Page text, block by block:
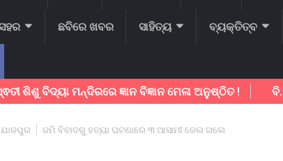
ଛବିରେ ଖବର ସାହିତ୍ୟ ବ୍ୟକ୍ତିତ୍ବ
ମନ୍ଦିରରେ ଜ୍ଞାନ ବିଜ୍ଞାନ ମେଳା ଅନୁଷ୍ଠିତ ! ବି.ଡି.ଓଙ୍କୁ
ଯାଜପୁର ଜମି ବିବାଦରୁ ହତ୍ୟା ଘଟଣାରେ ୩ ଆସାମୀ ଜେଲ ଗଲେ